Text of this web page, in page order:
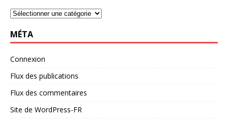
MÉTA
Connexion
Flux des publications
Flux des commentaires
Site de WordPress-FR